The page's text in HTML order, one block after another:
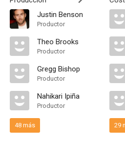
Justin Benson
Productor
Theo Brooks
Productor
Gregg Bishop
Productor
Nahikari Ipiña
Productor
48 más 29